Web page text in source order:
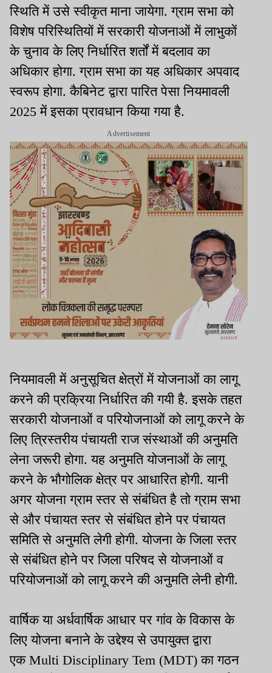
स्थिति में उसे स्वीकृत माना जायेगा. ग्राम सभा को
विशेष परिस्थितियों में सरकारी योजनाओं में लाभुकों
के चुनाव के लिए निर्धारित शर्तों में बदलाव का
अधिकार होगा. ग्राम सभा का यह अधिकार अपवाद
स्वरूप होगा. कैबिनेट द्वारा पारित पेसा नियमावली
2025 में इसका प्रावधान किया गया है.
Advertisement
नियमावली में अनुसूचित क्षेत्रों में योजनाओं का लागू
करने की प्रक्रिया निर्धारित की गयी है. इसके तहत
सरकारी योजनाओं व परियोजनाओं को लागू करने के
लिए त्रिस्तरीय पंचायती राज संस्थाओं की अनुमति
लेना जरूरी होगा. यह अनुमति योजनाओं के लागू
करने के भौगोलिक क्षेत्र पर आधारित होगी. यानी
अगर योजना ग्राम स्तर से संबंधित है तो ग्राम सभा
से और पंचायत स्तर से संबंधित होने पर पंचायत
समिति से अनुमति लेगी होगी. योजना के जिला स्तर
से संबंधित होने पर जिला परिषद से योजनाओं व
परियोजनाओं को लागू करने की अनुमति लेनी होगी.
वार्षिक या अर्धवार्षिक आधार पर गांव के विकास के
लिए योजना बनाने के उद्देश्य से उपायुक्त द्वारा
एक Multi Disciplinary Tem (MDT) का गठन